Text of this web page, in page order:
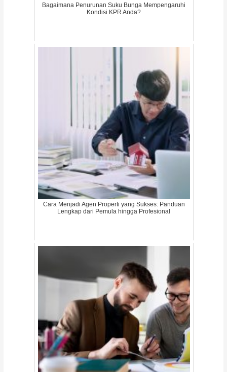
Bagaimana Penurunan Suku Bunga Mempengaruhi
Kondisi KPR Anda?
Cara Menjadi Agen Properti yang Sukses: Panduan
Lengkap dari Pemula hingga Profesional